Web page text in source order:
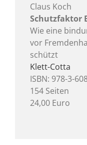
Claus Koch
Schutzfaktor
Wie eine
vor
schützt
Klett-Cotta
ISBN: 978-3-
154 Seiten
24,00 Euro